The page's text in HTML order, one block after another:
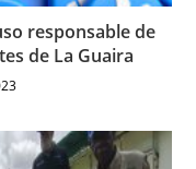
responsable de
de La Guaira